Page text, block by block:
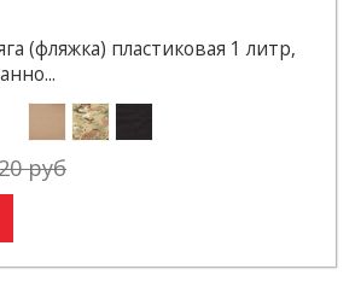
(фляжка) пластиковая 1 литр,
руб